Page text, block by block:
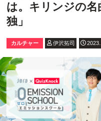
は。キリンジの
独」
カルチャー 伊沢拓司